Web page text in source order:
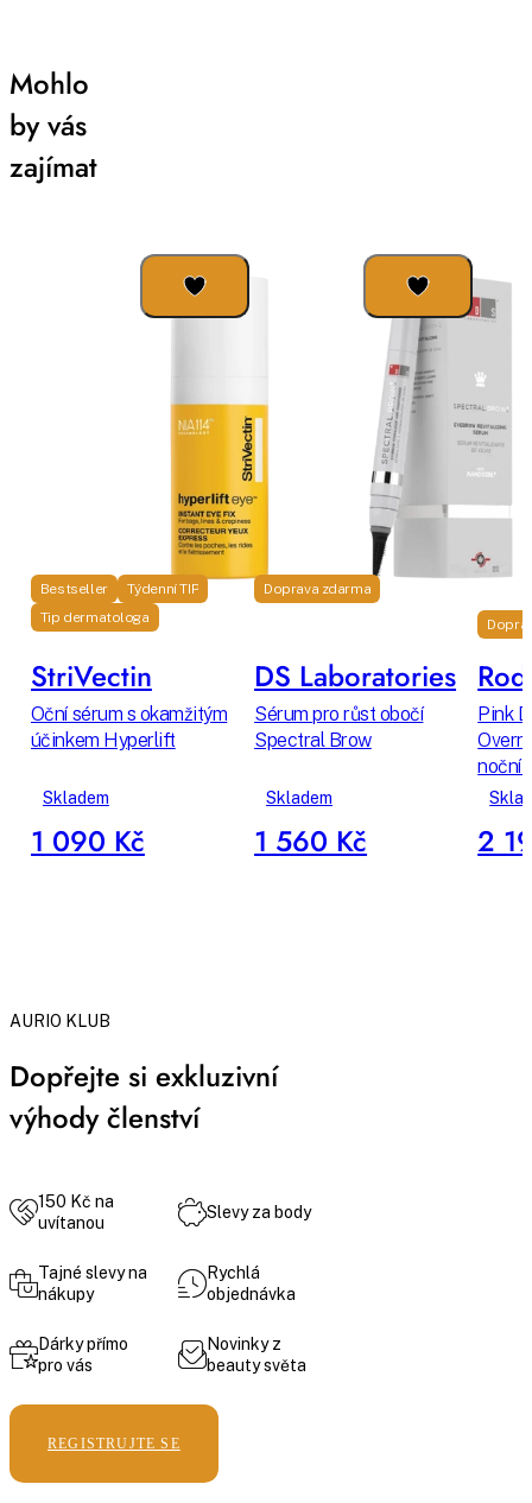
Mohlo
by vás
zajímat
Bestseller
Týdenní TIP
Tip dermatologa
StriVectin
Oční sérum s okamžitým
účinkem Hyperlift
Skladem
1 090 Kč
Doprava zdarma
DS Laboratories
Sérum pro růst obočí
Spectral Brow
Skladem
1 560 Kč
Pink
noční
2
AURIO KLUB
Dopřejte si exkluzivní
výhody členství
150 Kč na
uvítanou
Slevy za body
Tajné slevy na
nákupy
Rychlá
objednávka
Dárky přímo
pro vás
Novinky z
beauty světa
REGISTRUJTE SE